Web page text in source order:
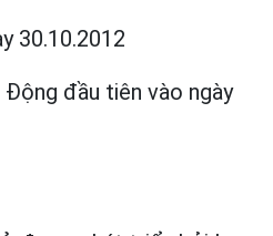
30.10.2012
đầu tiên vào ngày